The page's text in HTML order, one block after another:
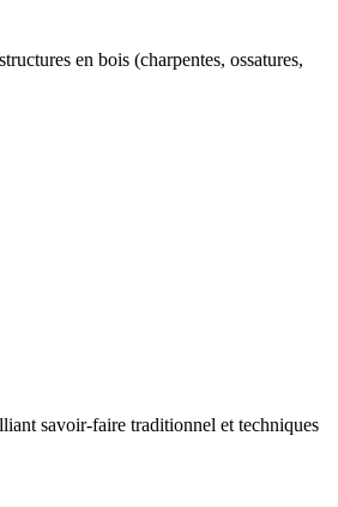
en bois (charpentes, ossatures,
savoir-faire traditionnel et techniques